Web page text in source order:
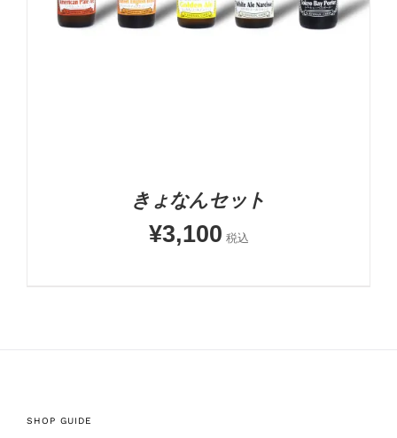
きょなんセット
¥3,100 税込
SHOP GUIDE